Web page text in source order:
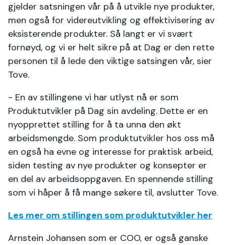
gjelder satsningen vår på å utvikle nye produkter,
men også for videreutvikling og effektivisering av
eksisterende produkter. Så langt er vi svært
fornøyd, og vi er helt sikre på at Dag er den rette
personen til å lede den viktige satsingen vår, sier
Tove.
- En av stillingene vi har utlyst nå er som
Produktutvikler på Dag sin avdeling. Dette er en
nyopprettet stilling for å ta unna den økt
arbeidsmengde. Som produktutvikler hos oss må
en også ha evne og interesse for praktisk arbeid,
siden testing av nye produkter og konsepter er
en del av arbeidsoppgaven. En spennende stilling
som vi håper å få mange søkere til, avslutter Tove.
Les mer om stillingen som produktutvikler her
Arnstein Johansen som er COO, er også ganske